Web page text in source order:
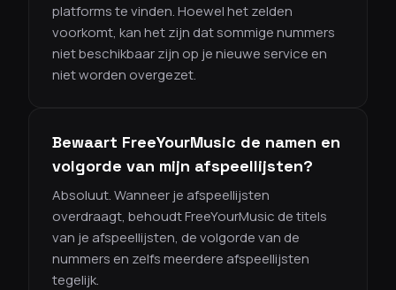
platforms te vinden. Hoewel het zelden
voorkomt, kan het zijn dat sommige nummers
niet beschikbaar zijn op je nieuwe service en
niet worden overgezet.
Bewaart FreeYourMusic de namen en
volgorde van mijn afspeellijsten?
Absoluut. Wanneer je afspeellijsten
overdraagt, behoudt FreeYourMusic de titels
van je afspeellijsten, de volgorde van de
nummers en zelfs meerdere afspeellijsten
tegelijk.